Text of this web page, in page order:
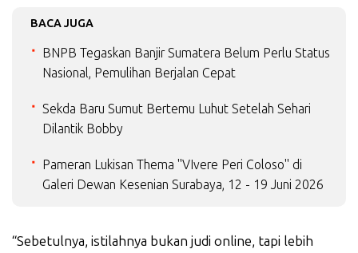
BACA JUGA
BNPB Tegaskan Banjir Sumatera Belum Perlu Status
Nasional, Pemulihan Berjalan Cepat
Sekda Baru Sumut Bertemu Luhut Setelah Sehari
Dilantik Bobby
Pameran Lukisan Thema "VIvere Peri Coloso" di
Galeri Dewan Kesenian Surabaya, 12 - 19 Juni 2026
“Sebetulnya, istilahnya bukan judi online, tapi lebih